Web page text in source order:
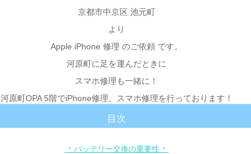
京都市中京区 池元町
より
Apple iPhone 修理 のご依頼 です。
河原町に足を運んだときに
スマホ修理も一緒に！
河原町OPA 5階でiPhone修理、スマホ修理を行っております！
目次
・ バッテリー交換の重要性 ・